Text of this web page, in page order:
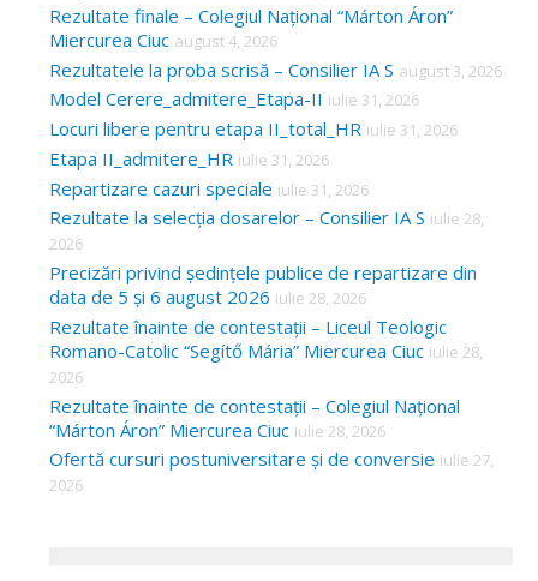
Rezultate finale – Colegiul Național “Márton Áron”
Miercurea Ciuc august 4, 2026
Rezultatele la proba scrisă – Consilier IA S august 3, 2026
Model Cerere_admitere_Etapa-II iulie 31, 2026
Locuri libere pentru etapa II_total_HR iulie 31, 2026
Etapa II_admitere_HR iulie 31, 2026
Repartizare cazuri speciale iulie 31, 2026
Rezultate la selecția dosarelor – Consilier IA S iulie 28,
2026
Precizări privind ședințele publice de repartizare din
data de 5 și 6 august 2026 iulie 28, 2026
Rezultate înainte de contestații – Liceul Teologic
Romano-Catolic “Segítő Mária” Miercurea Ciuc iulie 28,
2026
Rezultate înainte de contestații – Colegiul Național
“Márton Áron” Miercurea Ciuc iulie 28, 2026
Ofertă cursuri postuniversitare și de conversie iulie 27,
2026